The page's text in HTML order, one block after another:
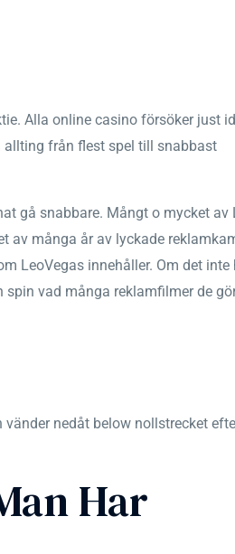
Alla online casino försöker just
från flest spel till snabbast
gå snabbare. Mångt o mycket av
av många år av lyckade
LeoVegas innehåller. Om det inte
vad många reklamfilmer de
nedåt below nollstrecket
Har